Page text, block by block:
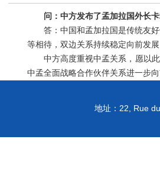
问：中方发布了孟加拉国外长
答：中国和孟加拉国是传统友
等相待，双边关系持续稳定向前发
中方高度重视中孟关系，愿以
中孟全面战略合作伙伴关系进一步向
地址： 22, Rue